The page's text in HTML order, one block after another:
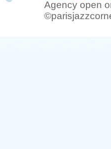
Agency open